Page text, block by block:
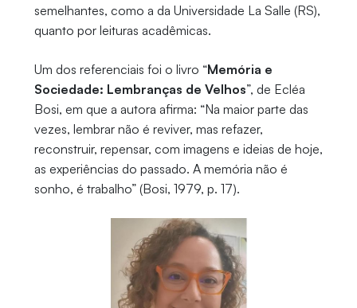
semelhantes, como a da Universidade La Salle (RS),
quanto por leituras acadêmicas.
Um dos referenciais foi o livro “Memória e
Sociedade: Lembranças de Velhos”, de Ecléa
Bosi, em que a autora afirma: “Na maior parte das
vezes, lembrar não é reviver, mas refazer,
reconstruir, repensar, com imagens e ideias de hoje,
as experiências do passado. A memória não é
sonho, é trabalho” (Bosi, 1979, p. 17).